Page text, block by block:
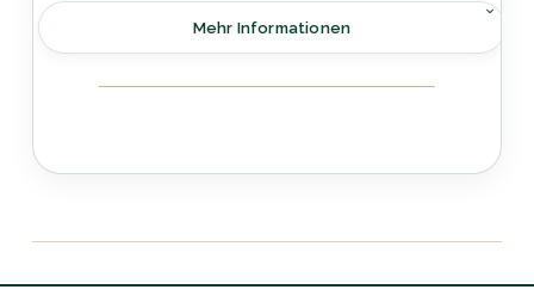
Mehr Informationen